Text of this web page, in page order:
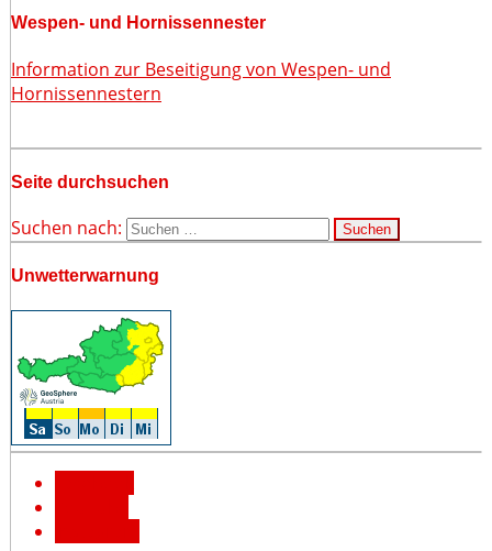
Wespen- und Hornissennester
Information zur Beseitigung von Wespen- und
Hornissennestern
Seite durchsuchen
Suchen nach:
Unwetterwarnung